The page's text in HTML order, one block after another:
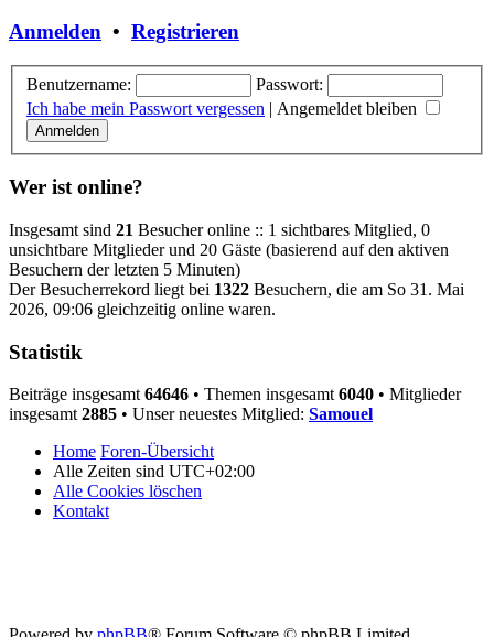
Anmelden • Registrieren
Benutzername:
Passwort:
Ich habe mein Passwort vergessen | Angemeldet bleiben
Wer ist online?
Insgesamt sind 21 Besucher online :: 1 sichtbares Mitglied, 0
unsichtbare Mitglieder und 20 Gäste (basierend auf den aktiven
Besuchern der letzten 5 Minuten)
Der Besucherrekord liegt bei 1322 Besuchern, die am So 31. Mai
2026, 09:06 gleichzeitig online waren.
Statistik
Beiträge insgesamt 64646 • Themen insgesamt 6040 • Mitglieder
insgesamt 2885 • Unser neuestes Mitglied: Samouel
Home Foren-Übersicht
Alle Zeiten sind UTC+02:00
Alle Cookies löschen
Kontakt